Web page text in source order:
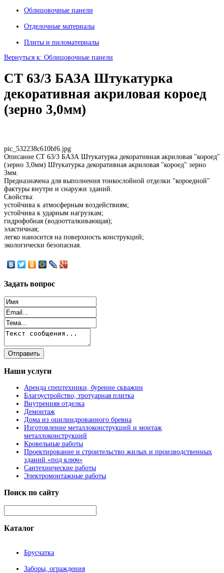
Облицовочные панели
Отделочные материалы
Плиты и пиломатериалы
Вернуться к: Облицовочные панели
CT 63/3 БАЗА Штукатурка
декоративная акриловая короед
(зерно 3,0мм)
pic_532238c610bf6.jpg
Описание CT 63/3 БАЗА Штукатурка декоративная акриловая "короед"
(зерно 3,0мм) Штукатурка декоративная акриловая "короед" зерно
3мм.
Предназначена для выполнения тонкослойной отделки "короедной"
фактуры внутри и снаружи зданий.
Свойства:
устойчива к атмосферным воздействиям;
устойчива к ударным нагрузкам;
гидрофобная (водоотталкивающая);
эластичная;
легко наносится на поверхность конструкций;
экологически безопасная.
Задать вопрос
Наши услуги
Аренда спецтехники, бурение скважин
Благоустройство, тротуарная плитка
Внутренняя отделка
Демонтаж
Дома из оцилиндрованного бревна
Изготовление металлоконструкций и монтаж
металлоконструкций
Кровельные работы
Проектирование и строительство жилых и производственных
зданий «под ключ»
Сантехнические работы
Электромонтажные работы
Поиск по сайту
Каталог
Брусчатка
Заборы, ограждения